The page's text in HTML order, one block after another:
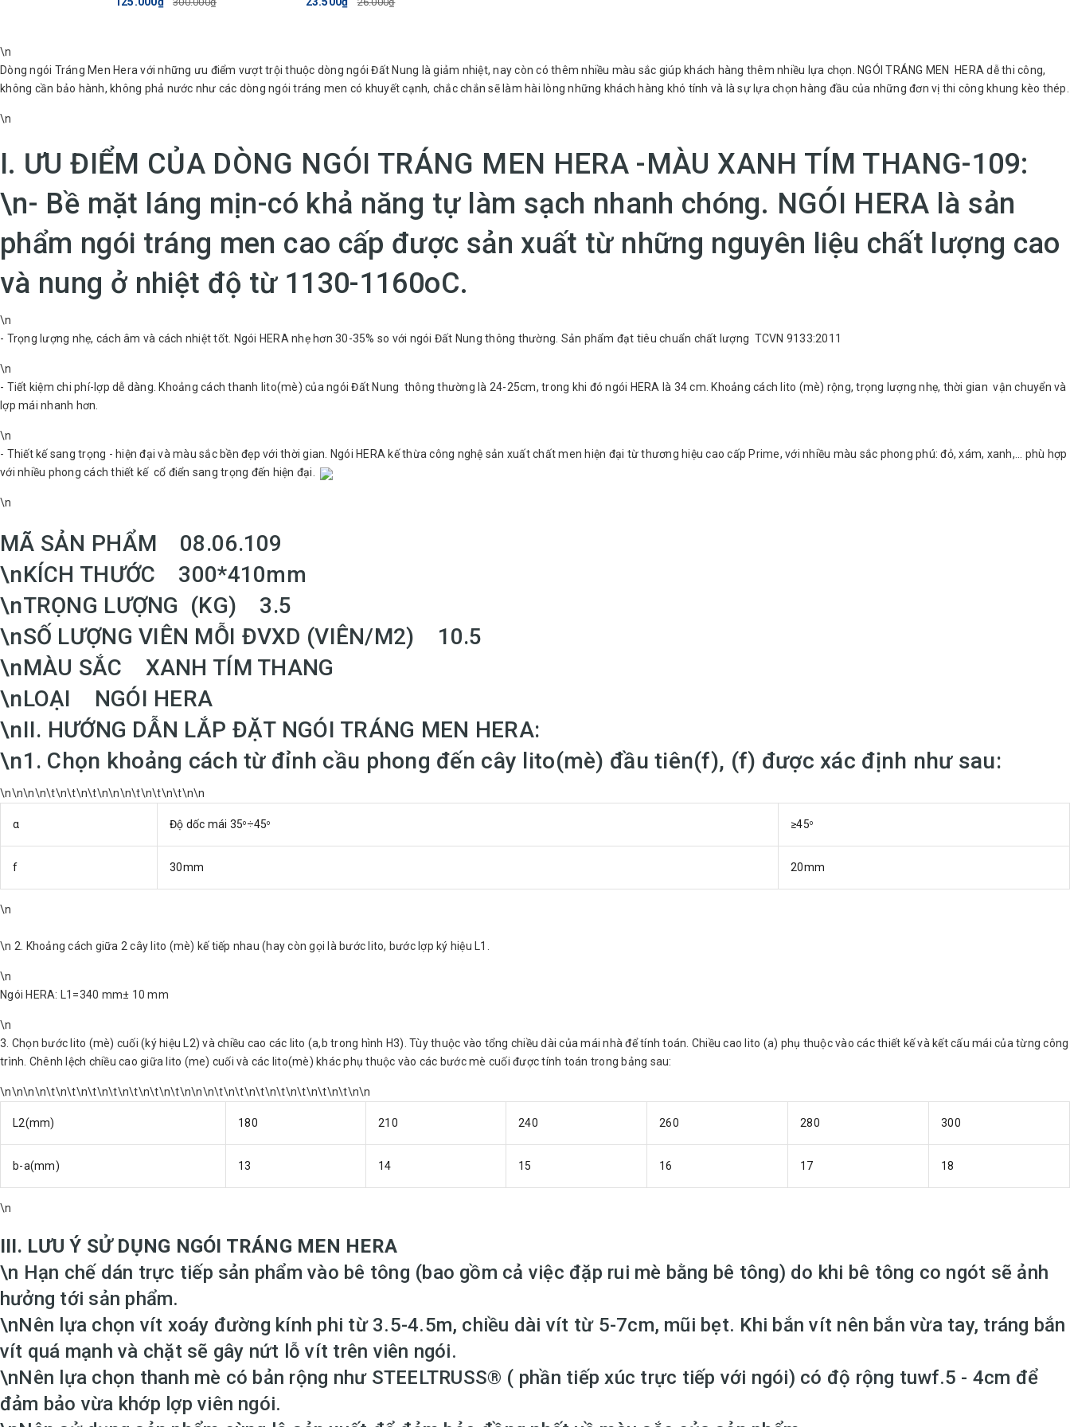
KÍCH THƯỚC 300*410mm
SỐ LƯỢNG VIÊN MỖI ĐVXD (VIÊN/M2) 10.5
MÀU SẮC XANH TÍM THANG
II. HƯỚNG DẪN LẮP ĐẶT NGÓI TRÁNG
MEN HERA:
1. Chọn khoảng cách từ đỉnh cầu phong đến cây
lito(mè) đầu tiên(f), (f) được xác định như sau:
α Độ dốc mái 35 ÷45 ≥45
Ngói HERA: L1=340 mm± 10 mm
3. Chọn bước lito (mè) cuối (ký hiệu L2) và chiều cao các lito (a,b trong hình H3). Tùy thuộc vào
tổng chiều dài của mái nhà để tính toán. Chiều cao lito (a) phụ thuộc vào các thiết kế và kết cấu
mái của từng công trình. Chênh lệch chiều cao giữa lito (me) cuối và các lito(mè) khác phụ
thuộc vào các bước mè cuối được tính toán trong bảng sau:
L2(mm) 180 210 260 280
b-
a(mm)
III. LƯU Ý SỬ DỤNG NGÓI TRÁNG MEN HERA
Nên lựa chọn vít xoáy đường kính phi từ 3.5-4.5m, chiều dài vít từ 5-7cm, mũi bẹt. Khi bắn vít
Nên lựa chọn thanh mè có bản rộng như STEELTRUSS® ( phần tiếp xúc trực tiếp với ngói) có
Nên sử dụng sản phẩm cùng lô sản xuất để đảm bảo đồng nhất về màu sắc của sản phẩm
IV. GIÁ NGÓI LỢP TRÁNG MEN HERA MÀU XANH TÍM THANG 109
Bạn có thể truy cập vào đường links sau để xem báo giá cụ thể của ngói Tráng men Hera
109:https://bit.ly/2JvIzW1
Hoặc truy cập: https://maingoi.com/bao-gia-ngoi-trang-men-hera-prime-2019 để xem báo giá
\n
Dòng ngói Tráng Men Hera với những ưu điểm vượt trội thuộc dòng ngói Đất Nung là giảm nhiệt, nay còn có thêm nhiều màu sắc giúp khách hàng thêm nhiều lựa chọn. NGÓI TRÁNG MEN HERA dễ thi công,
không cần bảo hành, không phả nước như các dòng ngói tráng men có khuyết cạnh, chắc chắn sẽ làm hài lòng những khách hàng khó tính và là sự lựa chọn hàng đầu của những đơn vị thi công khung kèo thép.
\n
I. ƯU ĐIỂM CỦA DÒNG NGÓI TRÁNG MEN HERA -MÀU XANH TÍM THANG-109:
\n- Bề mặt láng mịn-có khả năng tự làm sạch nhanh chóng. NGÓI HERA là sản
phẩm ngói tráng men cao cấp được sản xuất từ những nguyên liệu chất lượng cao
và nung ở nhiệt độ từ 1130-1160οC.
\n
- Trọng lượng nhẹ, cách âm và cách nhiệt tốt. Ngói HERA nhẹ hơn 30-35% so với ngói Đất Nung thông thường. Sản phẩm đạt tiêu chuẩn chất lượng TCVN 9133:2011
\n
- Tiết kiệm chi phí-lợp dễ dàng. Khoảng cách thanh lito(mè) của ngói Đất Nung thông thường là 24-25cm, trong khi đó ngói HERA là 34 cm. Khoảng cách lito (mè) rộng, trọng lượng nhẹ, thời gian vận chuyển và
lợp mái nhanh hơn.
\n
- Thiết kế sang trọng - hiện đại và màu sắc bền đẹp với thời gian. Ngói HERA kế thừa công nghệ sản xuất chất men hiện đại từ thương hiệu cao cấp Prime, với nhiều màu sắc phong phú: đỏ, xám, xanh,... phù hợp
với nhiều phong cách thiết kế cổ điển sang trọng đến hiện đại.
\n
MÃ SẢN PHẨM 08.06.109
\nKÍCH THƯỚC 300*410mm
\nTRỌNG LƯỢNG (KG) 3.5
\nSỐ LƯỢNG VIÊN MỖI ĐVXD (VIÊN/M2) 10.5
\nMÀU SẮC XANH TÍM THANG
\nLOẠI NGÓI HERA
\nII. HƯỚNG DẪN LẮP ĐẶT NGÓI TRÁNG MEN HERA:
\n1. Chọn khoảng cách từ đỉnh cầu phong đến cây lito(mè) đầu tiên(f), (f) được xác định như sau:
\n\n\n\n\t\n\t\n\t\n\n\n\t\n\t\n\t\n\n
α Độ dốc mái 35ο ÷45ο ≥45ο
f 30mm 20mm
\n
\n 2. Khoảng cách giữa 2 cây lito (mè) kế tiếp nhau (hay còn gọi là bước lito, bước lợp ký hiệu L1.
\n
Ngói HERA: L1=340 mm± 10 mm
\n
3. Chọn bước lito (mè) cuối (ký hiệu L2) và chiều cao các lito (a,b trong hình H3). Tùy thuộc vào tổng chiều dài của mái nhà để tính toán. Chiều cao lito (a) phụ thuộc vào các thiết kế và kết cấu mái của từng công
trình. Chênh lệch chiều cao giữa lito (me) cuối và các lito(mè) khác phụ thuộc vào các bước mè cuối được tính toán trong bảng sau:
\n\n\n\n\t\n\t\n\t\n\t\n\t\n\t\n\t\n\n\n\t\n\t\n\t\n\t\n\t\n\t\n\t\n\n
L2(mm) 180 210 240 260 280 300
b-a(mm) 13 14 15 16 17 18
\n
III. LƯU Ý SỬ DỤNG NGÓI TRÁNG MEN HERA
\n Hạn chế dán trực tiếp sản phẩm vào bê tông (bao gồm cả việc đặp rui mè bằng bê tông) do khi bê tông co ngót sẽ ảnh
hưởng tới sản phẩm.
\nNên lựa chọn vít xoáy đường kính phi từ 3.5-4.5m, chiều dài vít từ 5-7cm, mũi bẹt. Khi bắn vít nên bắn vừa tay, tráng bắn
vít quá mạnh và chặt sẽ gây nứt lỗ vít trên viên ngói.
\nNên lựa chọn thanh mè có bản rộng như STEELTRUSS® ( phần tiếp xúc trực tiếp với ngói) có độ rộng tuwf.5 - 4cm để
đảm bảo vừa khớp lợp viên ngói.